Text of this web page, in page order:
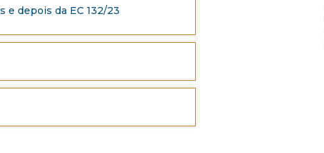
e depois da EC 132/23